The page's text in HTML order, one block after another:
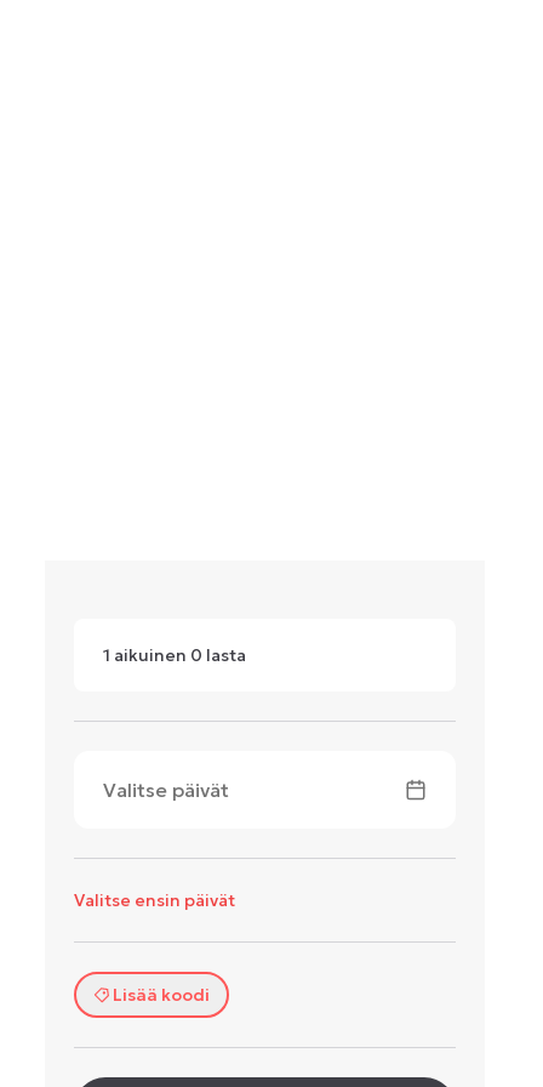
1 aikuinen 0 lasta
Valitse päivät
Valitse ensin päivät
Lisää koodi